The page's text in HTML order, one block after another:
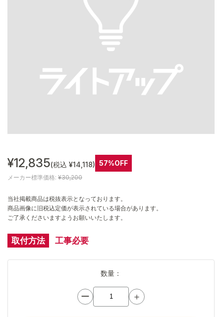
¥12,835(税込 ¥14,118) 57%OFF
メーカー標準価格: ¥30,200
当社掲載商品は税抜表示となっております。
商品画像に旧税込定価が表示されている場合があります。
ご了承くださいますようお願いいたします。
取付方法 工事必要
数量：
ー ＋